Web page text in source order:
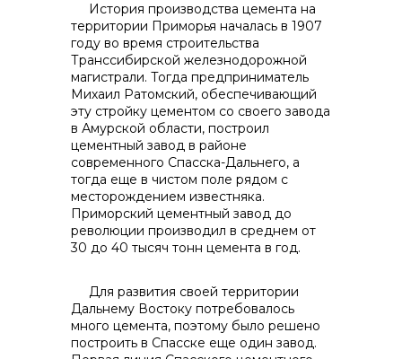
реализация неликвидов
контакты отдела закупок
История производства цемента на
территории Приморья началась в 1907
году во время строительства
Транссибирской железнодорожной
магистрали. Тогда предприниматель
Михаил Ратомский, обеспечивающий
эту стройку цементом со своего завода
в Амурской области, построил
цементный завод в районе
современного Спасска-Дальнего, а
тогда еще в чистом поле рядом с
месторождением известняка.
Приморский цементный завод до
революции производил в среднем от
30 до 40 тысяч тонн цемента в год.
Для развития своей территории
Дальнему Востоку потребовалось
много цемента, поэтому было решено
построить в Спасске еще один завод.